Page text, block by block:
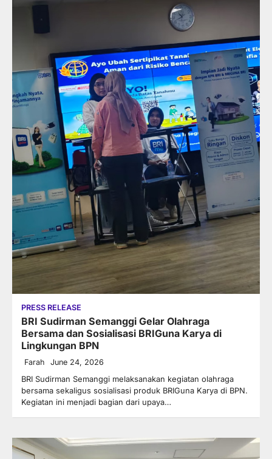
PRESS RELEASE
BRI Sudirman Semanggi Gelar Olahraga
Bersama dan Sosialisasi BRIGuna Karya di
Lingkungan BPN
Farah June 24, 2026
BRI Sudirman Semanggi melaksanakan kegiatan olahraga
bersama sekaligus sosialisasi produk BRIGuna Karya di BPN.
Kegiatan ini menjadi bagian dari upaya…